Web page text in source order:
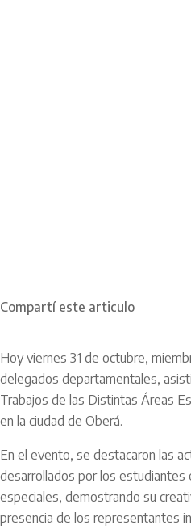
Compartí este articulo
Hoy viernes 31 de octubre,
delegados departamentales,
Trabajos de las Distintas Áreas
en la ciudad de Oberá.
En el evento, se destacaron las
desarrollados por los estudiantes
especiales, demostrando su
presencia de los representantes